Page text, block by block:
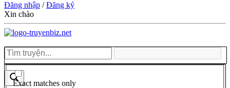
Đăng nhập /Đăng ký
Xin chào
Exact matches only